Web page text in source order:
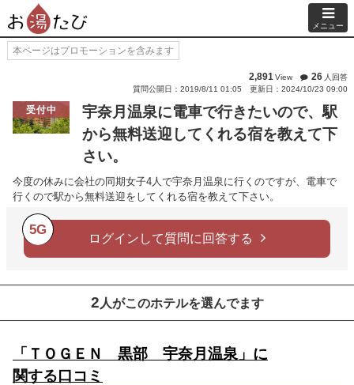
メニュー
本ページはプロモーションを含みます
2,891View 26 人回答
質問公開日：2019/8/11 01:05
更新日：2024/10/23 09:00
受付中
宇奈月温泉に電車で行きたいので、駅
から無料送迎してくれる宿を教えて下
さい。
今度の休みに会社の同期女子4人で宇奈月温泉に行くのですが、電車で
行くので駅から無料送迎をしてくれる宿を教えて下さい。
5G
ログインして質問に回答する
2 人がこのホテルを選んでます
「ＴＯＧＥＮ 黒部 宇奈月温泉」に
関する口コミ